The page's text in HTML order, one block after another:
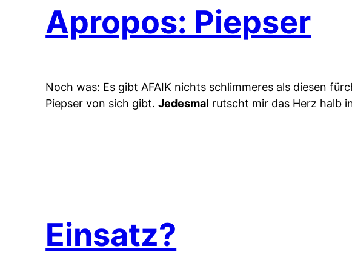
Apropos: Piepser
Noch was: Es gibt AFAIK nichts schlimmeres als diesen
Piepser von sich gibt.Jedesmal rutscht mir das Herz halb
Einsatz?